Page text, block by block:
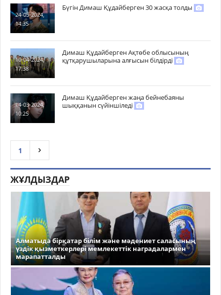
24-05-2024,
14:35
Бүгін Димаш Құдайберген 30 жасқа толды
10-04-2024,
17:38
Димаш Құдайберген Ақтөбе облысының
құтқарушыларына алғысын білдірді
14-03-2024,
10:25
Димаш Құдайберген жаңа бейнебаяны
шыққанын сүйіншіледі
1
ЖҰЛДЫЗДАР
Алматыда бірқатар білім және мәдениет саласының
үздік қызметкерлері мемлекеттік наградалармен
марапатталды